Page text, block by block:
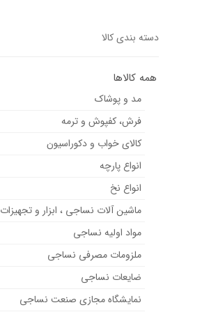
دسته بندی کالا
همه کالاها
مد و پوشاک
فرش، کفپوش و ترمه
کالای خواب و دکوراسیون
انواع پارچه
انواع نخ
ماشین آلات نساجی ، ابزار و تجهیزات
مواد اولیه نساجی
ملزومات مصرفی نساجی
ضایعات نساجی
نمایشگاه مجازی صنعت نساجی